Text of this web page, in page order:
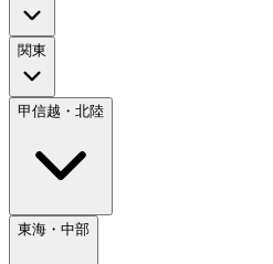
関東
甲信越・北陸
東海・中部